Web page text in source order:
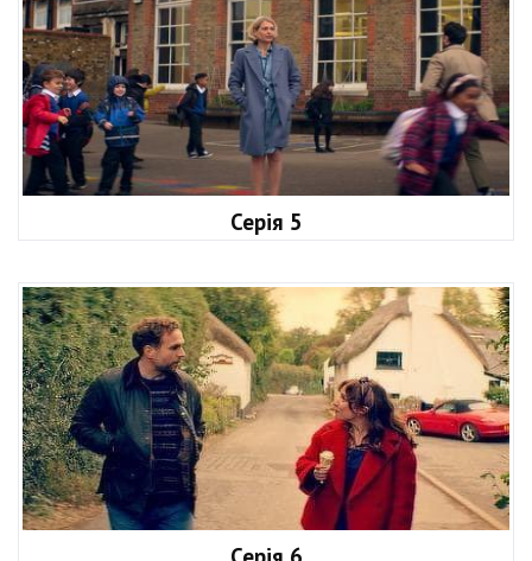
Серія 5